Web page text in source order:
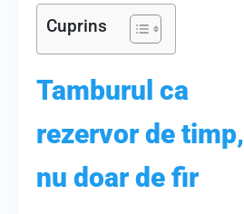
Cuprins
Tamburul ca
rezervor de timp,
nu doar de fir